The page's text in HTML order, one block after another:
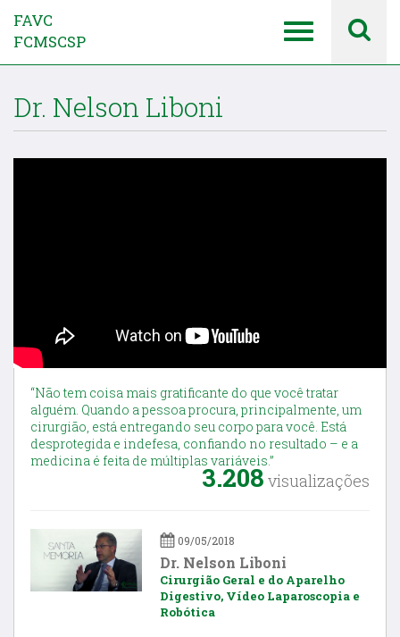
FAVC
FCMSCSP
Dr. Nelson Liboni
“Não tem coisa mais gratificante do que você tratar
alguém. Quando a pessoa procura, principalmente, um
cirurgião, está entregando seu corpo para você. Está
desprotegida e indefesa, confiando no resultado – e a
medicina é feita de múltiplas variáveis.”
3.208 visualizações
09/05/2018
Dr. Nelson Liboni
Cirurgião Geral e do Aparelho
Digestivo, Vídeo Laparoscopia e
Robótica